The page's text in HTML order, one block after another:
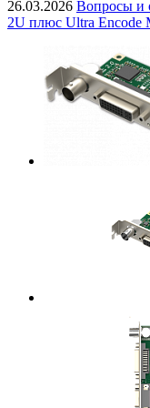
26.03.2026 Вопросы и
2U плюс Ultra Encode